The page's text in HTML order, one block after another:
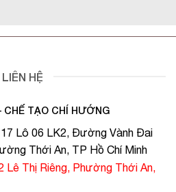
LIÊN HỆ
CHẾ TẠO CHÍ HƯỚNG
Lô 06 LK2, Đường Vành Đai
Thới An, TP Hồ Chí Minh
Lê Thị Riêng, Phường Thới An,